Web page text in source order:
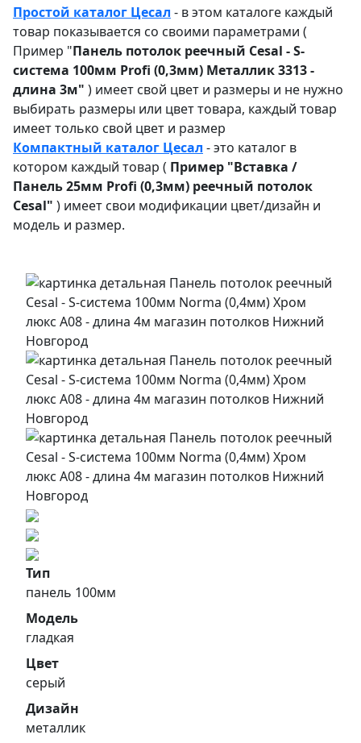
Простой каталог Цесал - в этом каталоге каждый
товар показывается со своими параметрами (
Пример "Панель потолок реечный Cesal - S-
система 100мм Profi (0,3мм) Металлик 3313 -
длина 3м" ) имеет свой цвет и размеры и не нужно
выбирать размеры или цвет товара, каждый товар
имеет только свой цвет и размер
Компактный каталог Цесал - это каталог в
котором каждый товар ( Пример "Вставка /
Панель 25мм Profi (0,3мм) реечный потолок
Cesal" ) имеет свои модификации цвет/дизайн и
модель и размер.
Тип
панель 100мм
Модель
гладкая
Цвет
серый
Дизайн
металлик